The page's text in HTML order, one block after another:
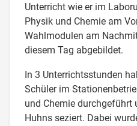
Unterricht wie er im
Physik und Chemie am
Wahlmodulen am
diesem Tag abgebildet.
In 3 Unterrichtsstunden
Schüler im
und Chemie durchgeführt
Huhns seziert. Dabei